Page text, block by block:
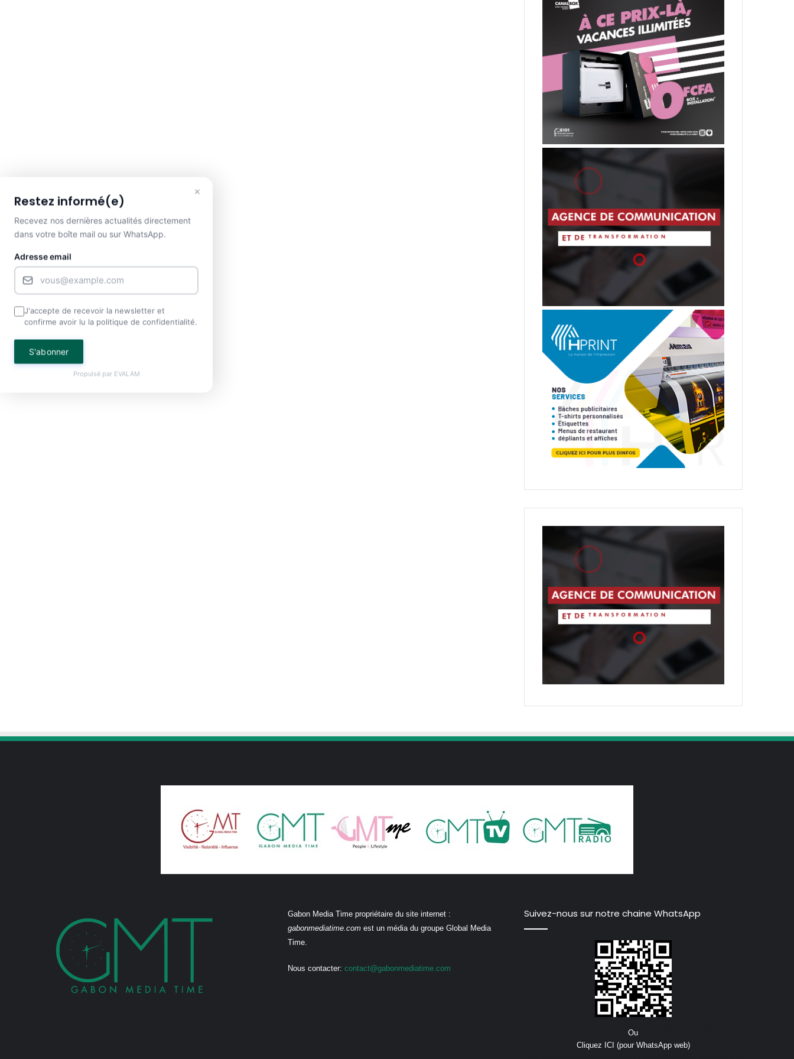
Gabon Media Time propriétaire du site internet :
gabonmediatime.comest un média du groupe Global Media
Time.
Nous contacter: contact@gabonmediatime.com
Suivez-nous sur notre chaine WhatsApp
Ou
Cliquez ICI (pour WhatsApp web)
×
Restez informé(e)
Recevez nos dernières actualités directement
dans votre boîte mail ou sur WhatsApp.
Adresse email
J'accepte de recevoir la newsletter et
confirme avoir lu la politique de confidentialité.
S'abonner
Propulsé par EVALAM